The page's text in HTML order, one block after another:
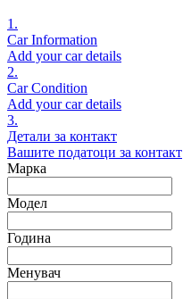
1.
Car Information
Add your car details
2.
Car Condition
Add your car details
3.
Детали за контакт
Вашите податоци за контакт
Марка
Модел
Година
Менувач